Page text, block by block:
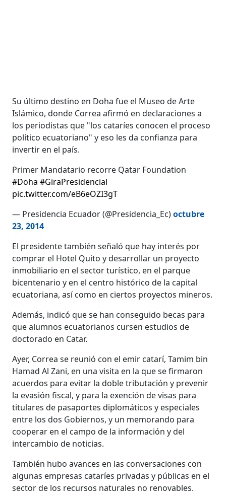
Su último destino en Doha fue el Museo de Arte
Islámico, donde Correa afirmó en declaraciones a
los periodistas que "los cataríes conocen el proceso
político ecuatoriano" y eso les da confianza para
invertir en el país.
Primer Mandatario recorre Qatar Foundation
#Doha #GiraPresidencial
pic.twitter.com/eB6eOZI3gT
— Presidencia Ecuador (@Presidencia_Ec)octubre
23, 2014
El presidente también señaló que hay interés por
comprar el Hotel Quito y desarrollar un proyecto
inmobiliario en el sector turístico, en el parque
bicentenario y en el centro histórico de la capital
ecuatoriana, así como en ciertos proyectos mineros.
Además, indicó que se han conseguido becas para
que alumnos ecuatorianos cursen estudios de
doctorado en Catar.
Ayer, Correa se reunió con el emir catarí, Tamim bin
Hamad Al Zani, en una visita en la que se firmaron
acuerdos para evitar la doble tributación y prevenir
la evasión fiscal, y para la exención de visas para
titulares de pasaportes diplomáticos y especiales
entre los dos Gobiernos, y un memorando para
cooperar en el campo de la información y del
intercambio de noticias.
También hubo avances en las conversaciones con
algunas empresas cataríes privadas y públicas en el
sector de los recursos naturales no renovables.